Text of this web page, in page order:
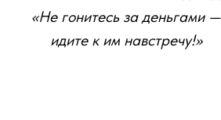
Доступ к проверенной информации
Новых друзей и единомышленников